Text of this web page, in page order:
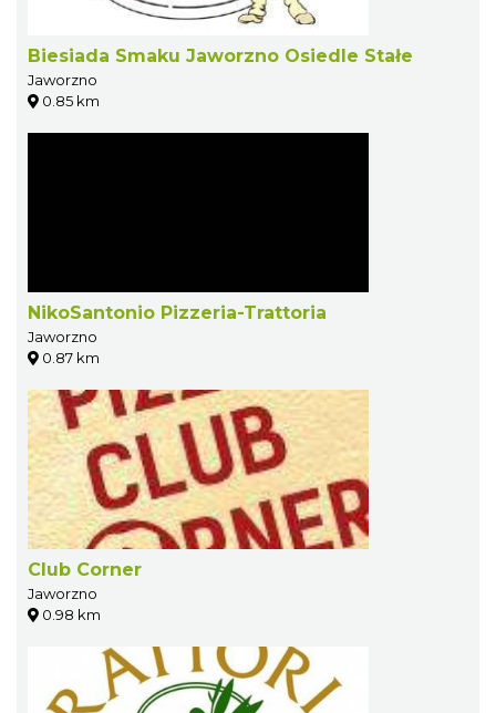
Biesiada Smaku Jaworzno Osiedle Stałe
Jaworzno
0.85 km
NikoSantonio Pizzeria-Trattoria
Jaworzno
0.87 km
Club Corner
Jaworzno
0.98 km